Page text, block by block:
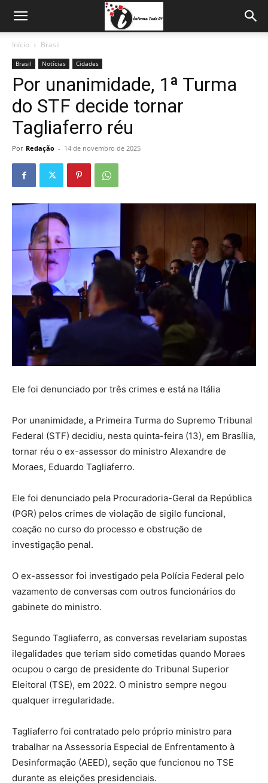
Início Brasil
Brasil Notícias Cidades
Por unanimidade, 1ª Turma
do STF decide tornar
Tagliaferro réu
Por Redação - 14 de novembro de 2025
Ele foi denunciado por três crimes e está na Itália
Por unanimidade, a Primeira Turma do Supremo Tribunal
Federal (STF) decidiu, nesta quinta-feira (13), em Brasília,
tornar réu o ex-assessor do ministro Alexandre de
Moraes, Eduardo Tagliaferro.
Ele foi denunciado pela Procuradoria-Geral da República
(PGR) pelos crimes de violação de sigilo funcional,
coação no curso do processo e obstrução de
investigação penal.
O ex-assessor foi investigado pela Polícia Federal pelo
vazamento de conversas com outros funcionários do
gabinete do ministro.
Segundo Tagliaferro, as conversas revelariam supostas
ilegalidades que teriam sido cometidas quando Moraes
ocupou o cargo de presidente do Tribunal Superior
Eleitoral (TSE), em 2022. O ministro sempre negou
qualquer irregularidade.
Tagliaferro foi contratado pelo próprio ministro para
trabalhar na Assessoria Especial de Enfrentamento à
Desinformação (AEED), seção que funcionou no TSE
durante as eleições presidenciais.